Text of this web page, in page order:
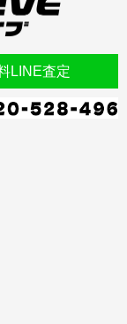
LINE査定